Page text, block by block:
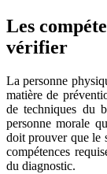
Les
vérifier
La personne
matière de
de techniques du
personne morale
doit prouver que le
compétences
du diagnostic.